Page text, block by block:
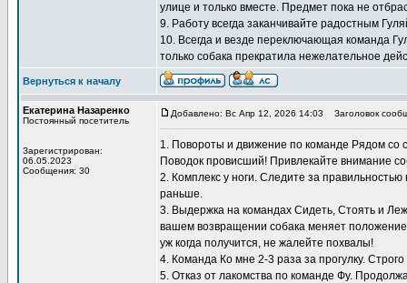
улице и только вместе. Предмет пока не
9. Работу всегда заканчивайте радостным
10. Всегда и везде переключающая команда
только собака прекратила нежелательное
Вернуться к началу
Екатерина Назаренко
Постоянный посетитель
Зарегистрирован:
06.05.2023
Сообщения: 30
Добавлено: Вс Апр 12, 2026 14:03 Заголовок
1. Повороты и движение по команде Рядом со
Поводок провисший! Привлекайте внимание
2. Комплекс у ноги. Следите за
раньше.
3. Выдержка на командах Сидеть, Стоять и
вашем возвращении собака меняет
уж когда получится, не жалейте похвалы!
4. Команда Ко мне 2-3 раза за прогулку.
5. Отказ от лакомства по команде Фу.